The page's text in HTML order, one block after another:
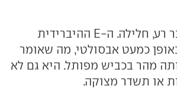
ולא שמדובר בדבר רע, חלילה. ה-E ההיברידית
כמעט אבסולטי, מה שאומר
מהר בכביש מפותל. היא גם לא
או תשדר מצוקה.